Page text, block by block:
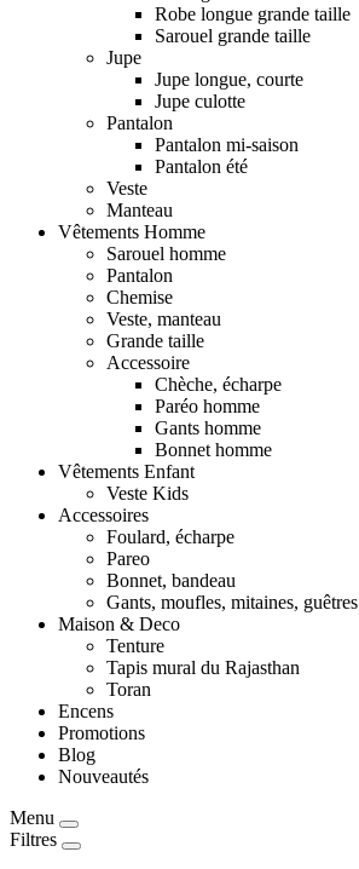
Robe longue grande taille
Sarouel grande taille
Jupe
Jupe longue, courte
Jupe culotte
Pantalon
Pantalon mi-saison
Pantalon été
Veste
Manteau
Vêtements Homme
Sarouel homme
Pantalon
Chemise
Veste, manteau
Grande taille
Accessoire
Chèche, écharpe
Paréo homme
Gants homme
Bonnet homme
Vêtements Enfant
Veste Kids
Accessoires
Foulard, écharpe
Pareo
Bonnet, bandeau
Gants, moufles, mitaines, guêtres
Maison & Deco
Tenture
Tapis mural du Rajasthan
Toran
Encens
Promotions
Blog
Nouveautés
Menu
Filtres